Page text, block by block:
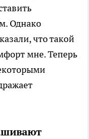
Однако
что такой
мне. Теперь